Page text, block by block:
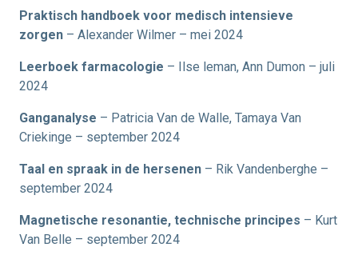
Praktisch handboek voor medisch intensieve
zorgen – Alexander Wilmer – mei 2024
Leerboek farmacologie – Ilse leman, Ann Dumon – juli
2024
Ganganalyse – Patricia Van de Walle, Tamaya Van
Criekinge – september 2024
Taal en spraak in de hersenen – Rik Vandenberghe –
september 2024
Magnetische resonantie, technische principes – Kurt
Van Belle – september 2024